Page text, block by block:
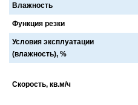
Влажность
Функция резки
Условия эксплуатации
(влажность), %
Скорость, кв.м/ч